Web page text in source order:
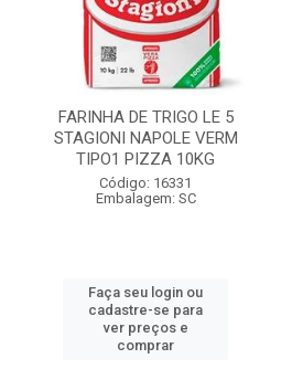
FARINHA DE TRIGO LE 5
STAGIONI NAPOLE VERM
TIPO1 PIZZA 10KG
Código: 16331
Embalagem: SC
Faça seu login ou
cadastre-se para
ver preços e
comprar